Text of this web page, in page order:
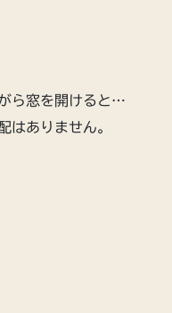
ら窓を開けると…
はありません。